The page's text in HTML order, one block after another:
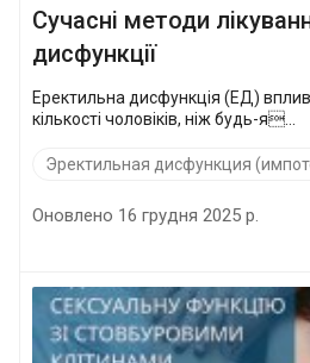
Сучасні методи
дисфункції
Еректильна дисфункція (ЕД)
кількості чоловіків, ніж будь-я...
Эректильная дисфункция
Оновлено 16 грудня 2025 р.